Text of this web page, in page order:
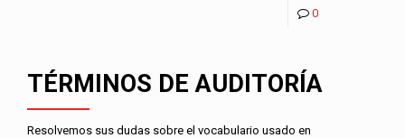
0
TÉRMINOS DE AUDITORÍA
Resolvemos sus dudas sobre el vocabulario usado en